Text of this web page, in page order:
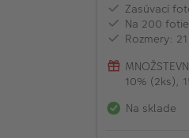
Zasúvací
Na 200
Rozmery:
10% (2ks),
Na sklade